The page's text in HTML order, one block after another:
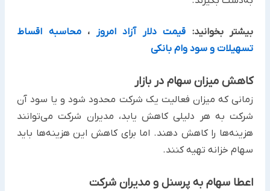
بیشتر بخوانید: قیمت دلار آزاد امروز ،محاسبه اقساط
تسهیلات و سود وام بانکی
کاهش میزان سهام در بازار
زمانی که میزان فعالیت یک شرکت محدود شود و یا سود آن
شرکت به هر دلیلی کاهش یابد، مدیران شرکت می‌توانند
هزینه‌ها را کاهش دهند. اما برای کاهش این هزینه‌ها باید
سهام خزانه تهیه کنند.
اعطا سهام به پرسنل و مدیران شرکت